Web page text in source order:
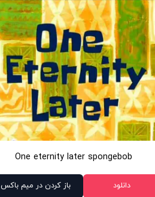
One eternity later spongebob
دانلود باز کردن در میم باکس